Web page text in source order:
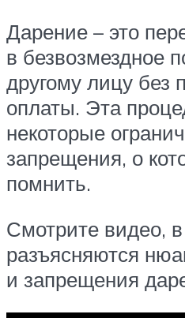
Дарение – это
в безвозмездное
другому лицу без
оплаты. Эта
некоторые
запрещения, о
помнить.
Смотрите видео,
разъясняются
и запрещения